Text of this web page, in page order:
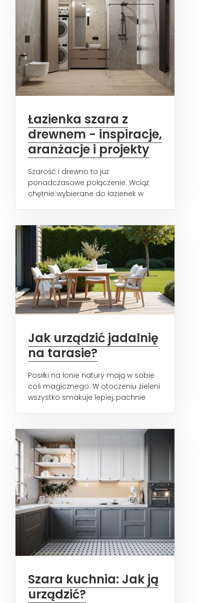
Łazienka szara z
drewnem - inspiracje,
aranżacje i projekty
Szarość i drewno to już
ponadczasowe połączenie. Wciąż
chętnie wybierane do łazienek w
Jak urządzić jadalnię
na tarasie?
Posiłki na łonie natury mają w sobie
coś magicznego. W otoczeniu zieleni
wszystko smakuje lepiej, pachnie
Szara kuchnia: Jak ją
urządzić?